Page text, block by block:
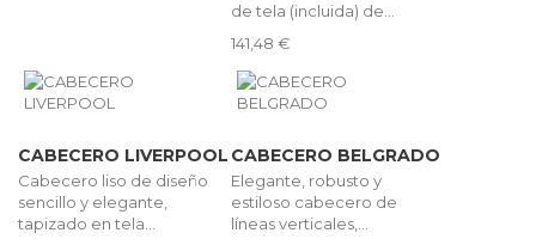
de tela (incluida) de...
141,48 €
CABECERO LIVERPOOL
Cabecero liso de diseño
sencillo y elegante,
tapizado en tela...
CABECERO BELGRADO
Elegante, robusto y
estiloso cabecero de
líneas verticales,...